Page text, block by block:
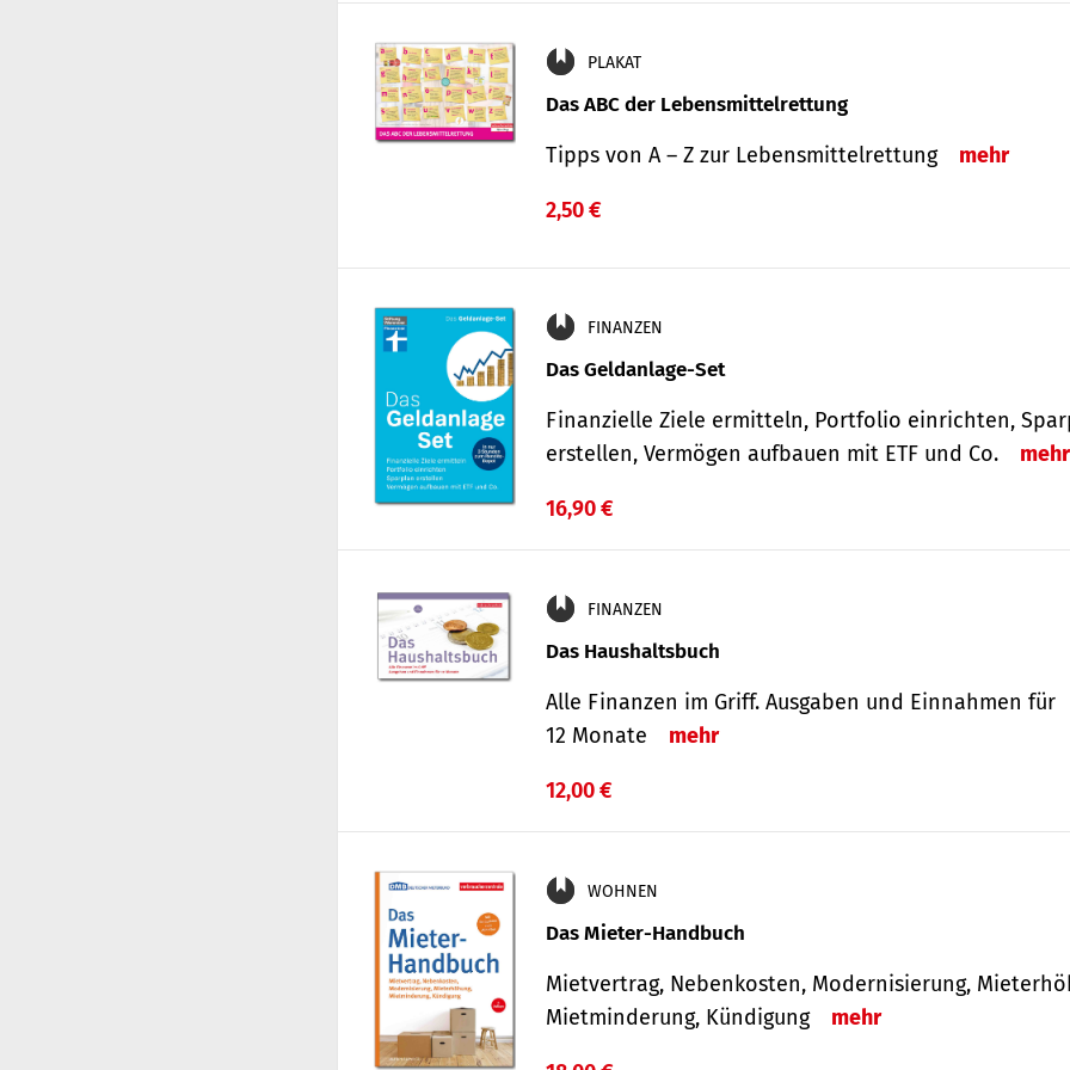
PLAKAT
Das ABC der Lebensmittelrettung
Tipps von A – Z zur Lebensmittelrettung mehr
2,50 €
FINANZEN
Das Geldanlage-Set
Finanzielle Ziele ermitteln, Portfolio einrichten,
erstellen, Vermögen aufbauen mit ETF und Co.
mehr
16,90 €
FINANZEN
Das Haushaltsbuch
Alle Finanzen im Griff. Aus­gaben und Ein­nahmen für
12 Monate
mehr
12,00 €
WOHNEN
Das Mieter-Handbuch
Mietvertrag, Nebenkosten, Modernisierung,
Mietminderung, Kündigung
mehr